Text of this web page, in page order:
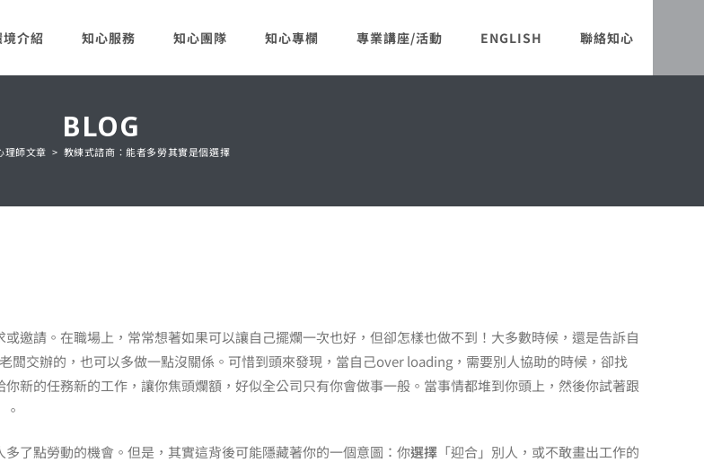
境介紹 知心服務 知心團隊 知心專欄 專業講座/活動 ENGLISH 聯絡知心
BLOG
理師文章 > 教練式諮商：能者多勞其實是個選擇
邀請。在職場上，常常想著如果可以讓自己擺爛一次也好，但卻怎樣也做不到！大多數時候，還是告訴自
闆交辦的，也可以多做一點沒關係。可惜到頭來發現，當自己over loading，需要別人協助的時候，卻找
新的任務新的工作，讓你焦頭爛額，好似全公司只有你會做事一般。當事情都堆到你頭上，然後你試著跟
多了點勞動的機會。但是，其實這背後可能隱藏著你的一個意圖：你選擇 「迎合」別人，或不敢畫出工作的